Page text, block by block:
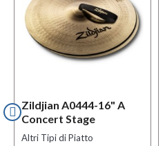
Zildjian A0444-16" A
Concert Stage
Altri Tipi di Piatto